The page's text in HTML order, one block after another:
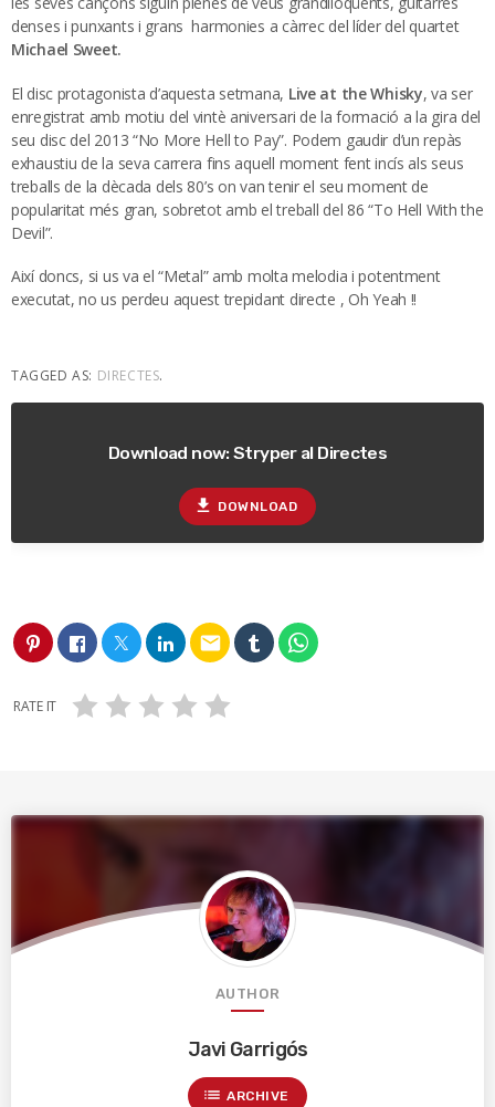
denses i punxants i grans harmonies a càrrec del líder del quartet
Michael Sweet.
El disc protagonista d’aquesta setmana, Live at the Whisky, va ser
enregistrat amb motiu del vintè aniversari de la formació a la gira del
seu disc del 2013 “No More Hell to Pay”. Podem gaudir d’un repàs
exhaustiu de la seva carrera fins aquell moment fent incís als seus
treballs de la dècada dels 80’s on van tenir el seu moment de
popularitat més gran, sobretot amb el treball del 86 “To Hell With the
Devil”.
Així doncs, si us va el “Metal” amb molta melodia i potentment
executat, no us perdeu aquest trepidant directe , Oh Yeah !!
TAGGED AS: DIRECTES.
Download now: Stryper al Directes
file_download DOWNLOAD
email
RATE IT
AUTHOR
Javi Garrigós
list ARCHIVE